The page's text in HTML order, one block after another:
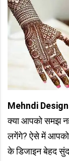
Mehndi
क्या आपको समझ
लगेंगे? ऐसे में आपको
के डिजाइन बेहद